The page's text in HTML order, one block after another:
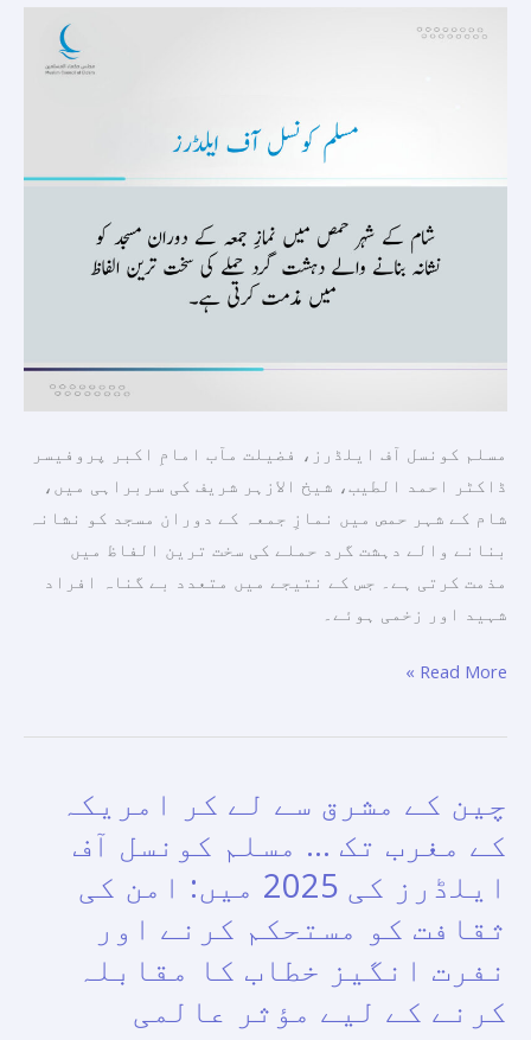
مسلم کونسل آف ایلڈرز، فضیلت مآب امامِ اکبر پروفیسر
ڈاکٹر احمد الطیب، شیخ الازہر شریف کی سربراہی میں،
شام کے شہر حمص میں نمازِ جمعہ کے دوران مسجد کو نشانہ
بنانے والے دہشت گرد حملے کی سخت ترین الفاظ میں
مذمت کرتی ہے۔ جس کے نتیجے میں متعدد بے گناہ افراد
شہید اور زخمی ہوئے۔
مسجد
گرد
سخت
ترین
الفاظ
میں
مذمت
کرتی
Read More »
چین کے مشرق سے لے کر امریکہ
کے مغرب تک … مسلم کونسل آف
ایلڈرز کی 2025 میں: امن کی
ثقافت کو مستحکم کرنے اور
نفرت انگیز خطاب کا مقابلہ
کرنے کے لیے مؤثر عالمی
کے
مشرق
لے
امریکہ
کے